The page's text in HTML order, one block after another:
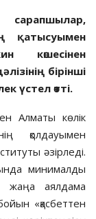
қатысуымен
көшесінен
бірінші
үстел өтті.
Алматы көлік
қолдауымен
әзірледі.
минималды
жаңа аялдама
«қасбеттен